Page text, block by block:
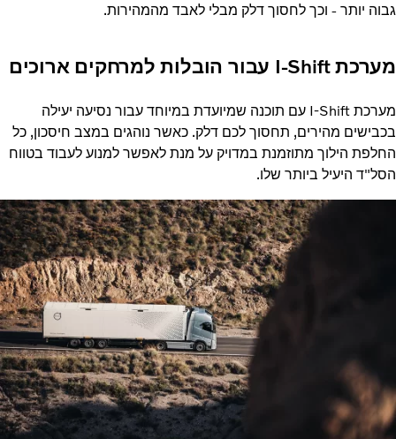
גבוה יותר - וכך לחסוך דלק מבלי לאבד מהמהירות.
מערכת I-Shift עבור הובלות למרחקים ארוכים
מערכת I-Shift עם תוכנה שמיועדת במיוחד עבור נסיעה יעילה
בכבישים מהירים, תחסוך לכם דלק. כאשר נוהגים במצב חיסכון, כל
החלפת הילוך מתוזמנת במדויק על מנת לאפשר למנוע לעבוד בטווח
הסל"ד היעיל ביותר שלו.